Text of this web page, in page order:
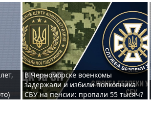
В Черноморске военкомы
задержали и избили полковника
СБУ на пенсии: пропали 55 тысяч?